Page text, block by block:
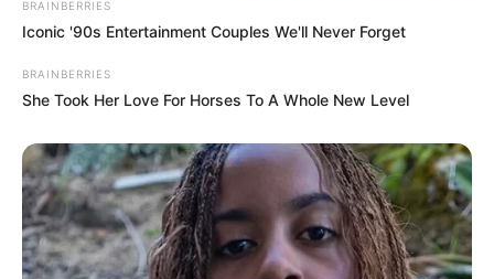
Mensagem*
BRAINBERRIES
Iconic '90s Entertainment Couples We'll Never Forget
BRAINBERRIES
She Took Her Love For Horses To A Whole New Level